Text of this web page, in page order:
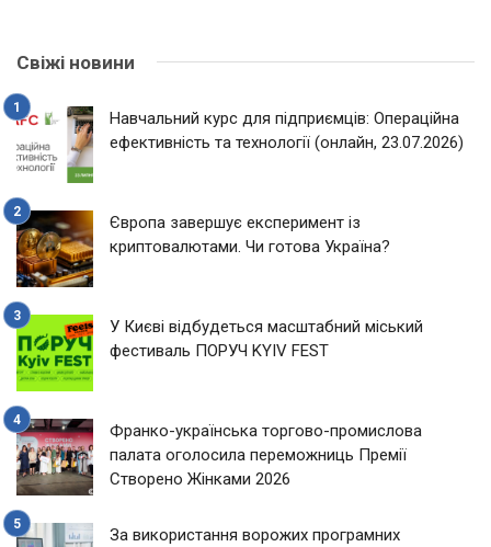
Свіжі новини
Навчальний курс для підприємців: Операційна
ефективність та технології (онлайн, 23.07.2026)
Європа завершує експеримент із
криптовалютами. Чи готова Україна?
У Києві відбудеться масштабний міський
фестиваль ПОРУЧ KYIV FEST
Франко-українська торгово-промислова
палата оголосила переможниць Премії
Створено Жінками 2026
За використання ворожих програмних